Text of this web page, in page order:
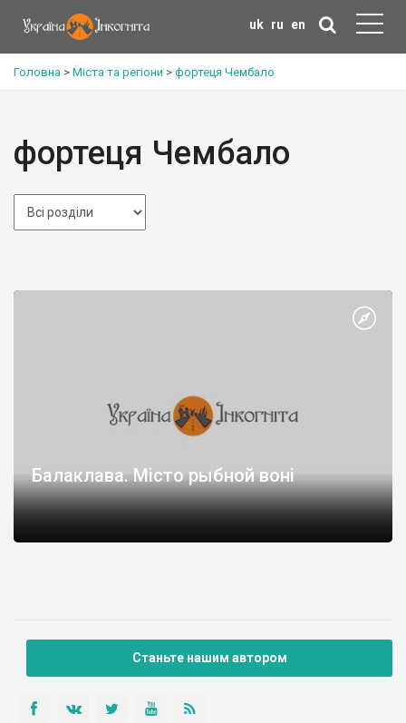
uk ru en
Головна > Міста та регіони > фортеця Чембало
фортеця Чембало
Балаклава. Місто рыбной воні
Станьте нашим автором